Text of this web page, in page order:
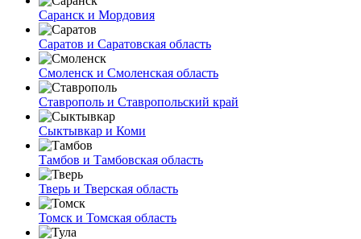
Саранск и Мордовия
Саратов и Саратовская область
Смоленск и Смоленская область
Ставрополь и Ставропольский край
Сыктывкар и Коми
Тамбов и Тамбовская область
Тверь и Тверская область
Томск и Томская область